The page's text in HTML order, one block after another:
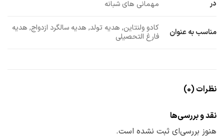
در
مهمانی های شبانه
مناسب به عنوان
کادو ولنتاین, هدیه تولد, هدیه سالگرد ازدواج, هدیه
فارغ التحصیلی
نظرات (0)
نقد و بررسی‌ها
هنوز بررسی‌ای ثبت نشده است.